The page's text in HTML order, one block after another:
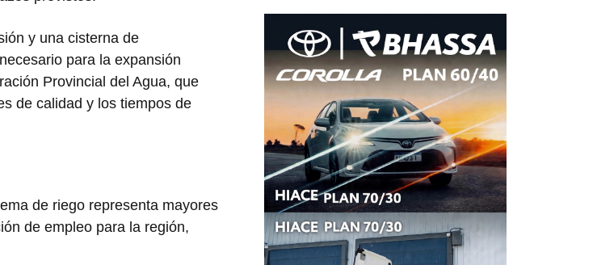
y una cisterna de
para la expansión
Provincial del Agua, que
de calidad y los tiempos de
de riego representa mayores
de empleo para la región,